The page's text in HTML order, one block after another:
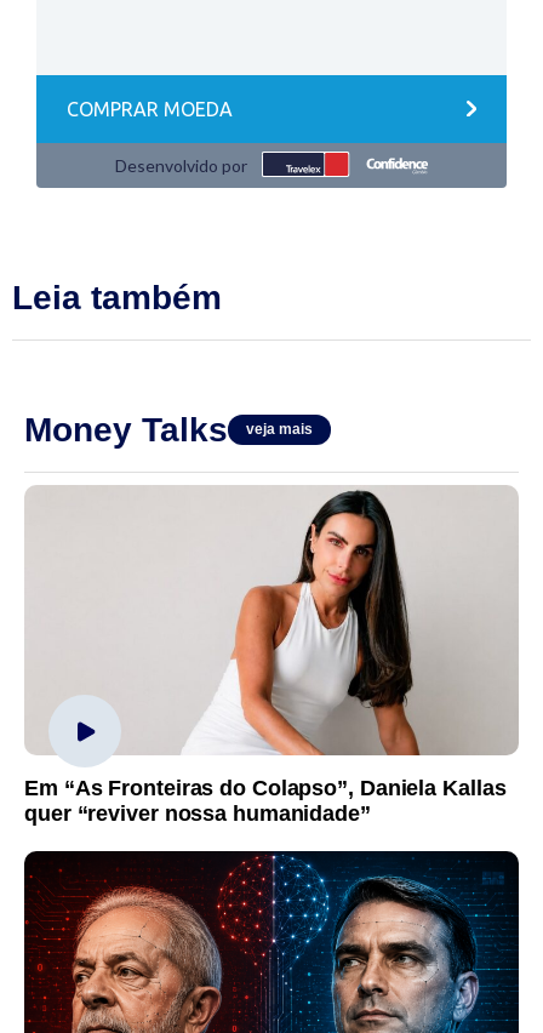
Leia também
Money Talks veja mais
Em “As Fronteiras do Colapso”, Daniela Kallas
quer “reviver nossa humanidade”